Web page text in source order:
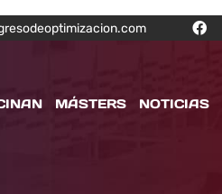
MÁSTERS NOTICIAS